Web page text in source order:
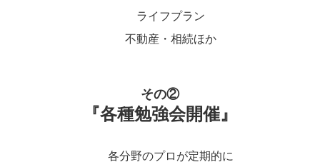
ライフプラン
不動産・相続ほか
その②
『各種勉強会開催』
各分野のプロが定期的に